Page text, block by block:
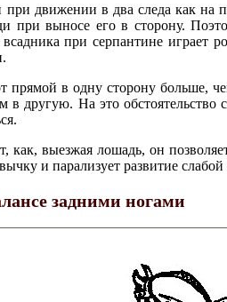
движении в два следа как на
при выносе его в сторону.
при серпантине играет
прямой в одну сторону больше,
в другую. На это обстоятельство
как, выезжая лошадь, он
и парализует развитие
задними ногами